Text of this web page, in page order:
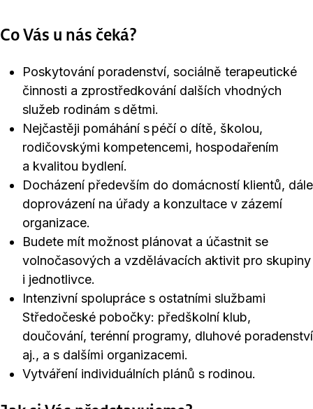
Co Vás u nás čeká?
Poskytování poradenství, sociálně terapeutické
činnosti a zprostředkování dalších vhodných
služeb rodinám s dětmi.
Nejčastěji pomáhání s péčí o dítě, školou,
rodičovskými kompetencemi, hospodařením
a kvalitou bydlení.
Docházení především do domácností klientů, dále
doprovázení na úřady a konzultace v zázemí
organizace.
Budete mít možnost plánovat a účastnit se
volnočasových a vzdělávacích aktivit pro skupiny
i jednotlivce.
Intenzivní spolupráce s ostatními službami
Středočeské pobočky: předškolní klub,
doučování, terénní programy, dluhové poradenství
aj., a s dalšími organizacemi.
Vytváření individuálních plánů s rodinou.